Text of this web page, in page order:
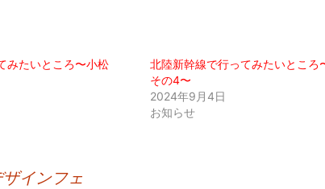
みたいところ〜小松
北陸新幹線で行ってみたいところ
その4〜
2024年9月4日
お知らせ
インフェ